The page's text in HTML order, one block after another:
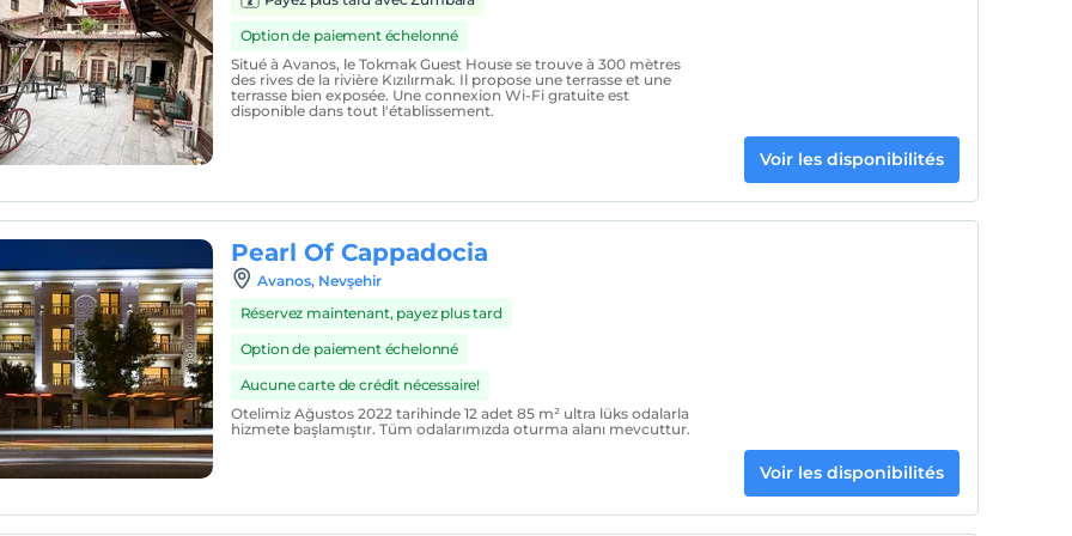
Option de paiement échelonné
Situé à Avanos, le Tokmak Guest House se trouve à 300 mètres
des rives de la rivière Kızılırmak. Il propose une terrasse et une
terrasse bien exposée. Une connexion Wi-Fi gratuite est
disponible dans tout l'établissement.
Voir les disponibilités
Pearl Of Cappadocia
Avanos, Nevşehir
Réservez maintenant, payez plus tard
Option de paiement échelonné
Aucune carte de crédit nécessaire!
Otelimiz Ağustos 2022 tarihinde 12 adet 85 m² ultra lüks odalarla
hizmete başlamıştır. Tüm odalarımızda oturma alanı mevcuttur.
Voir les disponibilités